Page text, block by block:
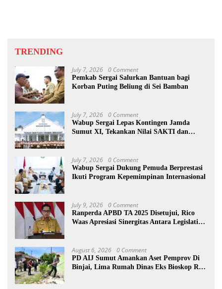
TRENDING
July 7, 2026 0 Comment
Pemkab Sergai Salurkan Bantuan bagi
Korban Puting Beliung di Sei Bamban
July 7, 2026 0 Comment
Wabup Sergai Lepas Kontingen Jamda
Sumut XI, Tekankan Nilai SAKTI dan
July 7, 2026 0 Comment
Wabup Sergai Dukung Pemuda Berprestasi
Ikuti Program Kepemimpinan Internasional
July 9, 2026 0 Comment
Ranperda APBD TA 2025 Disetujui, Rico
Waas Apresiasi Sinergitas Antara Legislatif
August 6, 2026 0 Comment
PD AIJ Sumut Amankan Aset Pemprov Di
Binjai, Lima Rumah Dinas Eks Bioskop Ria